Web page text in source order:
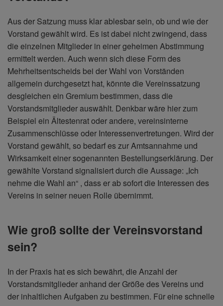
Aus der Satzung muss klar ablesbar sein, ob und wie der
Vorstand gewählt wird. Es ist dabei nicht zwingend, dass
die einzelnen Mitglieder in einer geheimen Abstimmung
ermittelt werden. Auch wenn sich diese Form des
Mehrheitsentscheids bei der Wahl von Vorständen
allgemein durchgesetzt hat, könnte die Vereinssatzung
desgleichen ein Gremium bestimmen, dass die
Vorstandsmitglieder auswählt. Denkbar wäre hier zum
Beispiel ein Ältestenrat oder andere, vereinsinterne
Zusammenschlüsse oder Interessenvertretungen. Wird der
Vorstand gewählt, so bedarf es zur Amtsannahme und
Wirksamkeit einer sogenannten Bestellungserklärung. Der
gewählte Vorstand signalisiert durch die Aussage: „Ich
nehme die Wahl an“ , dass er ab sofort die Interessen des
Vereins in seiner neuen Rolle übernimmt.
Wie groß sollte der Vereinsvorstand
sein?
In der Praxis hat es sich bewährt, die Anzahl der
Vorstandsmitglieder anhand der Größe des Vereins und
der inhaltlichen Aufgaben zu bestimmen. Für eine schnelle